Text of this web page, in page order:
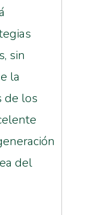
sin
la
de los
del